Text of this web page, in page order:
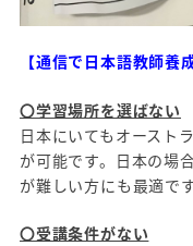
【通信で日本語教師養
〇学習場所を選ばない
日本にいてもオースト
が可能です。日本の場
が難しい方にも最適で
〇受講条件がない